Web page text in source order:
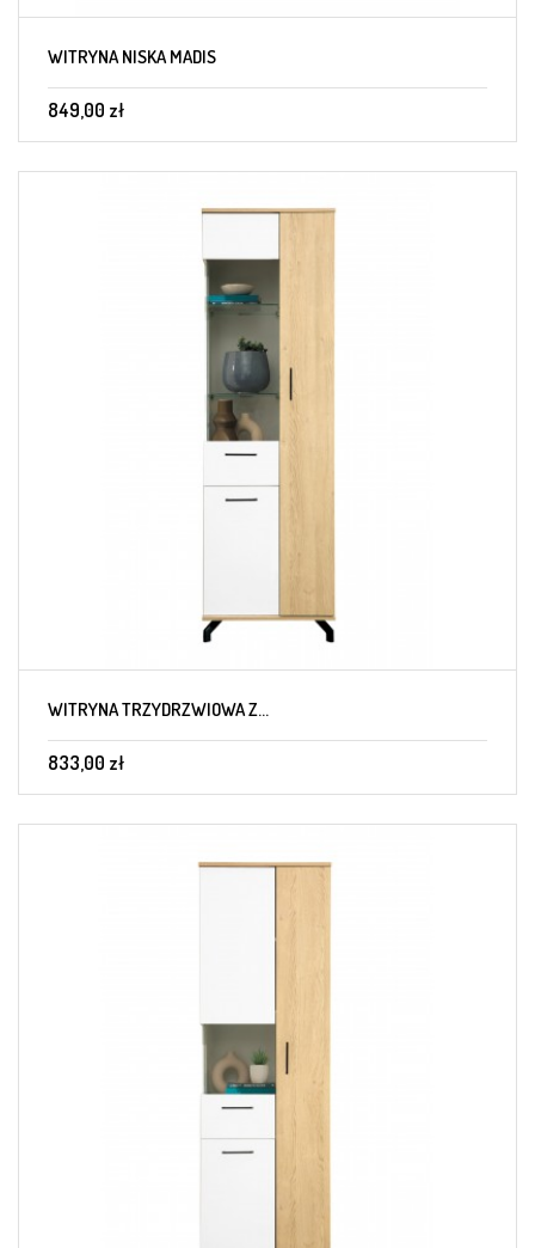
WITRYNA NISKA MADIS
849,00 zł
WITRYNA TRZYDRZWIOWA Z...
833,00 zł